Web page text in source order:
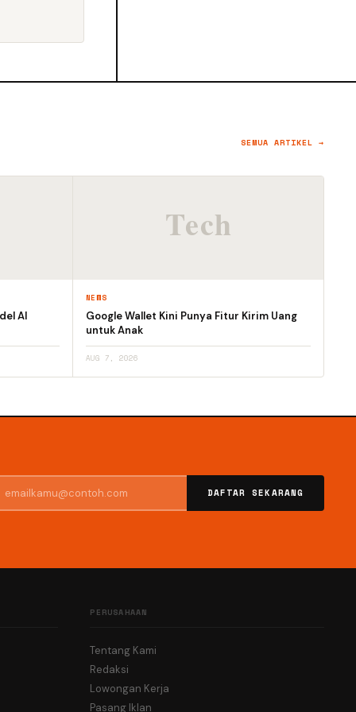
SEMUA ARTIKEL →
AI
NEWS
Google Wallet Kini Punya Fitur Kirim Uang
untuk Anak
AUG 7, 2026
DAFTAR SEKARANG
PERUSAHAAN
Tentang Kami
Redaksi
Lowongan Kerja
Pasang Iklan